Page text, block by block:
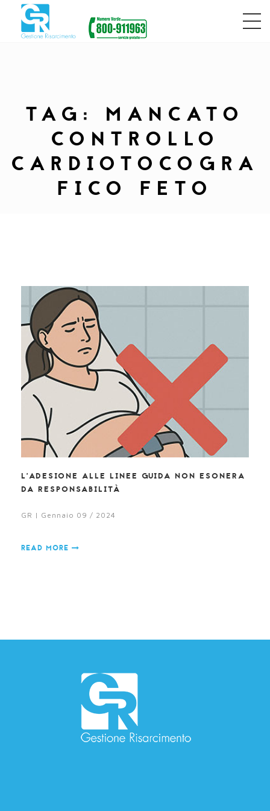
TAG: MANCATO
CONTROLLO
CARDIOTOCOGRA
FICO FETO
L’ADESIONE ALLE LINEE GUIDA NON ESONERA
DA RESPONSABILITÀ
GR | Gennaio 09 / 2024
READ MORE